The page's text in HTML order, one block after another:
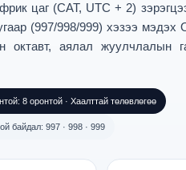
цаг (CAT, UTC + 2)
(997/998/999) хэзээ мэдэх
октавт, аялал жуулчлалын
8 оронтой · Хаалттай төлөвлөгөө
байдал: 997 · 998 · 999